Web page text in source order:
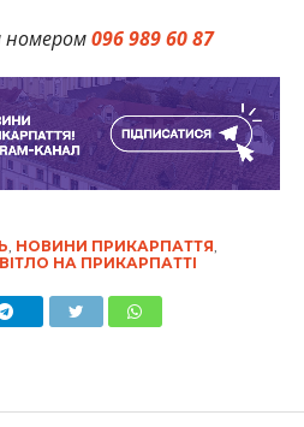
номером096 989 60 87
НОВИНИ ПРИКАРПАТТЯ
НА ПРИКАРПАТТІ